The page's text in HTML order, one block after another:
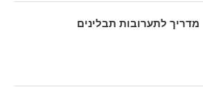
מדריך לתערובות תבלינים